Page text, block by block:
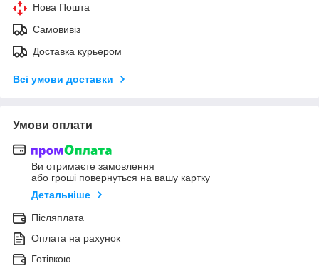
Нова Пошта
Самовивіз
Доставка курьером
Всі умови доставки
Умови оплати
Ви отримаєте замовлення
або гроші повернуться на вашу картку
Детальніше
Післяплата
Оплата на рахунок
Готівкою